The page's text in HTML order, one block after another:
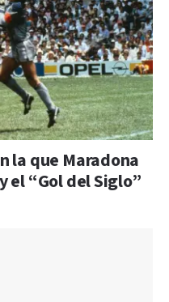
la que Maradona
el “Gol del Siglo”